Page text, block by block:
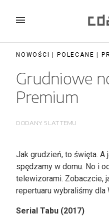
MENU
NOWOŚCI POLECANE
Grudniowe
Premium
DODANY: 5 LATTEMU
Jak grudzień, to święta. A
spędzamy w domu. No i
telewizorami. Zobaczcie,
repertuaru wybraliśmy dla
Serial Tabu (2017)